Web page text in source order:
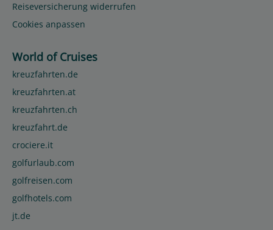
Reiseversicherung widerrufen
Cookies anpassen
World of Cruises
kreuzfahrten.de
kreuzfahrten.at
kreuzfahrten.ch
kreuzfahrt.de
crociere.it
golfurlaub.com
golfreisen.com
golfhotels.com
jt.de